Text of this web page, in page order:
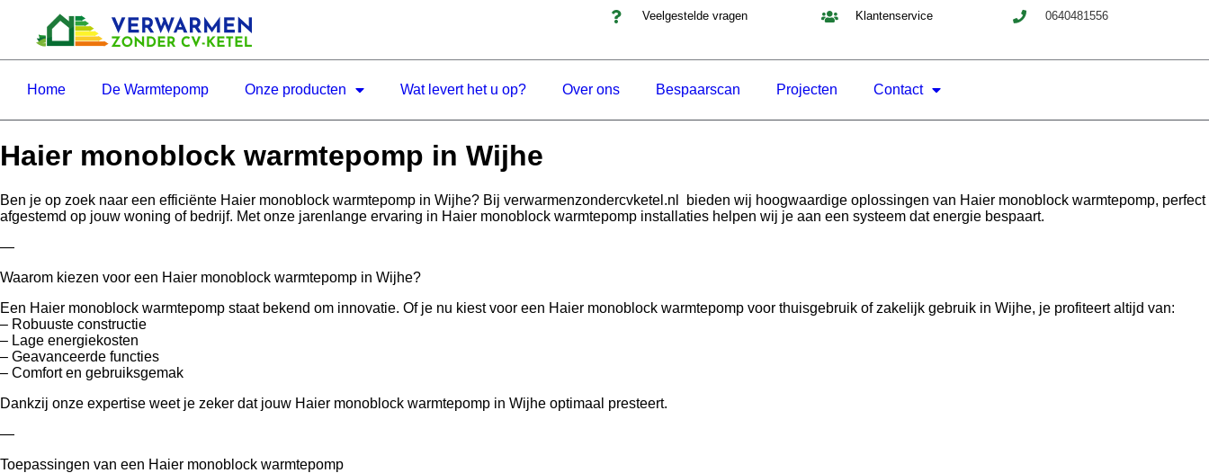
Veelgestelde vragen Klantenservice 0640481556
Home De Warmtepomp Onze producten Wat levert het u op? Over ons Bespaarscan Projecten Contact
Haier monoblock warmtepomp in Wijhe
Ben je op zoek naar een efficiënte Haier monoblock warmtepomp in Wijhe? Bij verwarmenzondercvketel.nl bieden wij hoogwaardige oplossingen van Haier monoblock warmtepomp, perfect
afgestemd op jouw woning of bedrijf. Met onze jarenlange ervaring in Haier monoblock warmtepomp installaties helpen wij je aan een systeem dat energie bespaart.
—
Waarom kiezen voor een Haier monoblock warmtepomp in Wijhe?
Een Haier monoblock warmtepomp staat bekend om innovatie. Of je nu kiest voor een Haier monoblock warmtepomp voor thuisgebruik of zakelijk gebruik in Wijhe, je profiteert altijd van:
– Robuuste constructie
– Lage energiekosten
– Geavanceerde functies
– Comfort en gebruiksgemak
Dankzij onze expertise weet je zeker dat jouw Haier monoblock warmtepomp in Wijhe optimaal presteert.
—
Toepassingen van een Haier monoblock warmtepomp